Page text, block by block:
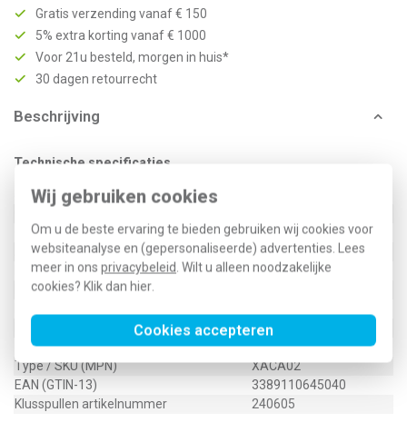
Wij gebruiken cookies
Om u de beste ervaring te bieden gebruiken wij cookies voor
websiteanalyse en (gepersonaliseerde) advertenties. Lees
meer in ons privacybeleid . Wilt u alleen noodzakelijke
cookies? Klik dan hier
Cookies accepteren
Gratis verzending vanaf € 150
5% extra korting vanaf € 1000
Voor 21u besteld, morgen in huis*
30 dagen retourrecht
Beschrijving
Technische specificaties
Specificatie
Geschikt voor hoofdstroomkring
Nee
Aantal commandoposities
2
Kleur bovendeel behuizing
Geel
Materiaal behuizing
Binnendiameter opening
26 Millimeter (mm)
Type / SKU (MPN)
XACA02
EAN (GTIN-13)
3389110645040
Klusspullen artikelnummer
240605